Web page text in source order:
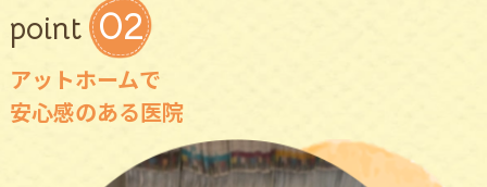
point 02
アットホームで
安心感のある医院